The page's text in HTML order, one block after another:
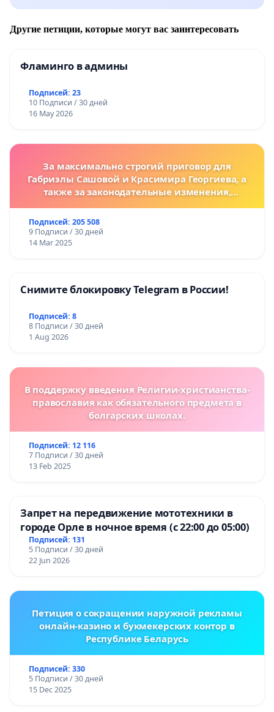
Другие петиции, которые могут вас заинтересовать
Фламинго в админы
Подписей: 23
10 Подписи / 30 дней
16 May 2026
За максимально строгий приговор для
Габриэлы Сашовой и Красимира Георгиева, а
также за законодательные изменения,
за преступления против животных!
Подписей: 205 508
9 Подписи / 30 дней
14 Mar 2025
Снимите блокировку Telegram в России!
Подписей: 8
8 Подписи / 30 дней
1 Aug 2026
В поддержку введения Религии-христианства-
православия как обязательного предмета в
болгарских школах.
Подписей: 12 116
7 Подписи / 30 дней
13 Feb 2025
Запрет на передвижение мототехники в
городе Орле в ночное время (с 22:00 до 05:00)
Подписей: 131
5 Подписи / 30 дней
22 Jun 2026
Петиция о сокращении наружной рекламы
онлайн-казино и букмекерских контор в
Республике Беларусь
Подписей: 330
5 Подписи / 30 дней
15 Dec 2025